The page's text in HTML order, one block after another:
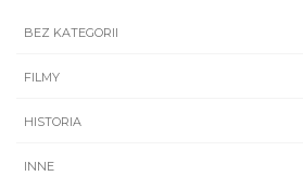
BEZ KATEGORII
FILMY
HISTORIA
INNE